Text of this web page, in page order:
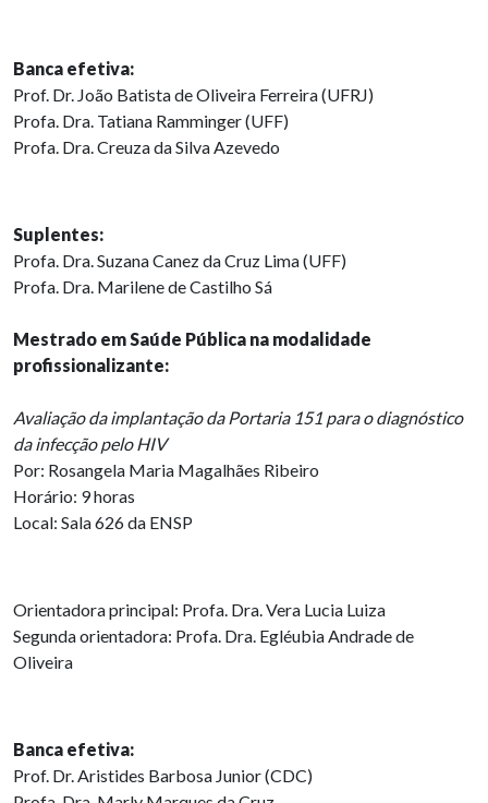
Banca efetiva:
Prof. Dr. João Batista de Oliveira Ferreira (UFRJ)
Profa. Dra. Tatiana Ramminger (UFF)
Profa. Dra. Creuza da Silva Azevedo
Suplentes:
Profa. Dra. Suzana Canez da Cruz Lima (UFF)
Profa. Dra. Marilene de Castilho Sá
Mestrado em Saúde Pública na modalidade
profissionalizante:
Avaliação da implantação da Portaria 151 para o diagnóstico
da infecção pelo HIV
Por: Rosangela Maria Magalhães Ribeiro
Horário: 9 horas
Local: Sala 626 da ENSP
Orientadora principal: Profa. Dra. Vera Lucia Luiza
Segunda orientadora: Profa. Dra. Egléubia Andrade de
Oliveira
Banca efetiva:
Prof. Dr. Aristides Barbosa Junior (CDC)